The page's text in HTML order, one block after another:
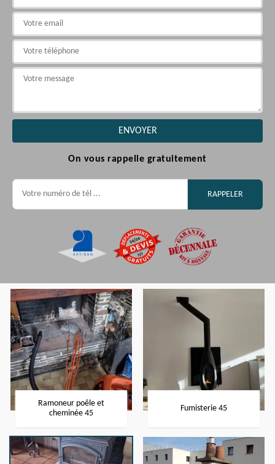
On vous rappelle gratuitement
Ramoneur poêle et
cheminée 45
Fumisterie 45